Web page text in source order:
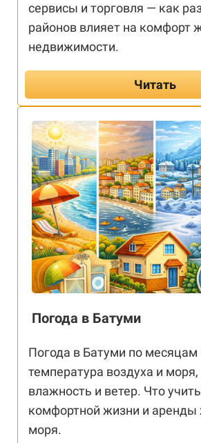
сервисы и торговля — как
районов влияет на комфорт
недвижимости.
Читать
Погода в Батуми
Погода в Батуми по месяцам
температура воздуха и моря,
влажность и ветер. Что
комфортной жизни и аренды
моря.